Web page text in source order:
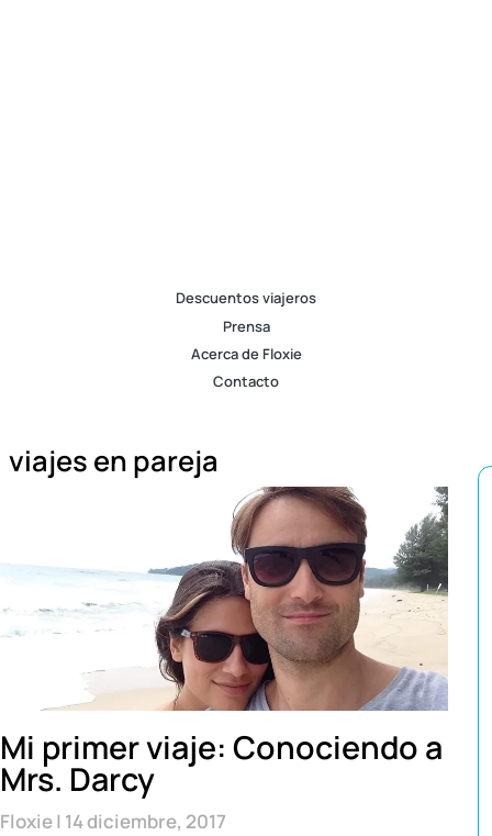
Descuentos viajeros
Prensa
Acerca de Floxie
Contacto
viajes en pareja
Mi primer viaje: Conociendo a
Mrs. Darcy
Floxie 14 diciembre, 2017